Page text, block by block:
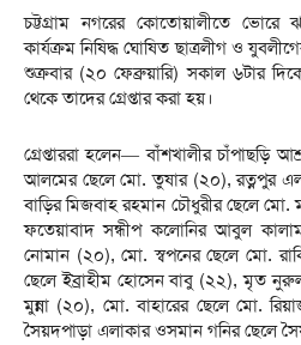
চট্টগ্রাম নগরের কোতোয়ালীতে ভোরে
কার্যক্রম নিষিদ্ধ ঘোষিত ছাত্রলীগ ও
শুক্রবার (২০ ফেব্রুয়ারি) সকাল ৬টার
থেকে তাদের গ্রেপ্তার করা হয়।
গ্রেপ্তাররা হলেন— বাঁশখালীর চাঁপাছড়ি
আলমের ছেলে মো. তুষার (২০), রত্নপুর
বাড়ির মিজবাহ রহমান চৌধুরীর ছেলে মো.
ফতেয়াবাদ সন্ধীপ কলোনির আবুল
নোমান (২০), মো. স্বপনের ছেলে মো.
ছেলে ইব্রাহীম হোসেন বাবু (২২), মৃত
মুন্না (২০), মো. বাহারের ছেলে মো.
সৈয়দপাড়া এলাকার ওসমান গনির ছেলে